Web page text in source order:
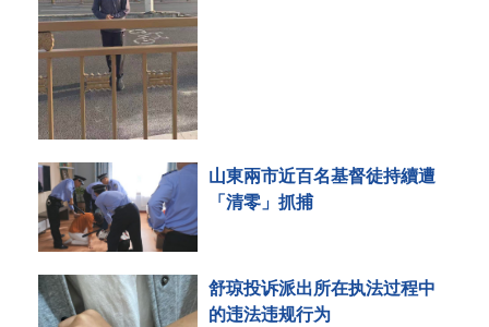
山東兩市近百名基督徒持續遭
「清零」抓捕
舒琼投诉派出所在执法过程中
的违法违规行为